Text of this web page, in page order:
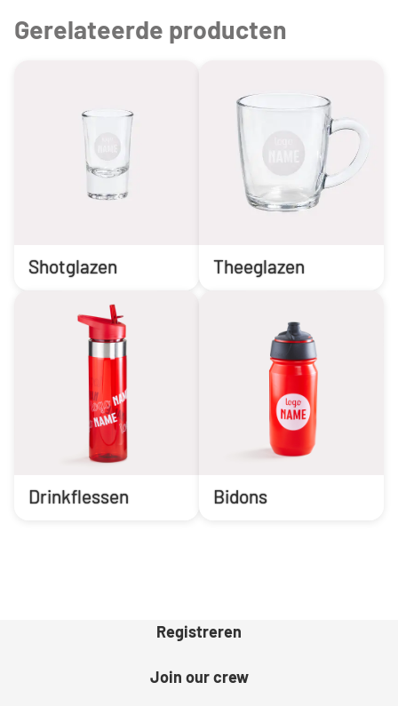
Gerelateerde producten
Shotglazen Theeglazen
Drinkflessen Bidons
Registreren
Join our crew